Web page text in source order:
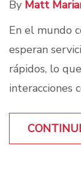
By Matt
En el mundo
esperan
rápidos, lo
interacciones